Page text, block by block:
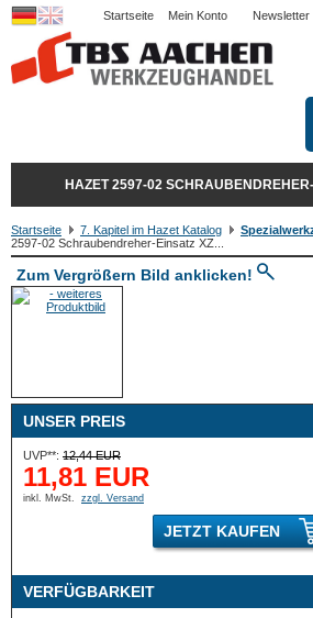
Startseite Mein Konto Newsletter
HAZET 2597-02
Startseite 7. Kapitel im Hazet Katalog
2597-02 Schraubendreher-Einsatz XZ...
Zum Vergrößern Bild anklicken!
UNSER PREIS
UVP**: 12,44 EUR
11,81 EUR
inkl. MwSt. zzgl. Versand
JETZT KAUFEN
VERFÜGBARKEIT